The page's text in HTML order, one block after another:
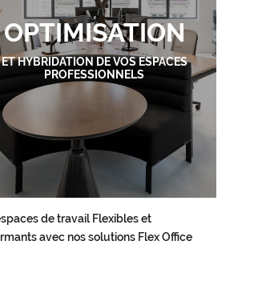
OPTIMISATION
ET HYBRIDATION DE VOS ESPACES
PROFESSIONNELS
de travail Flexibles et
avec nos solutions Flex Office